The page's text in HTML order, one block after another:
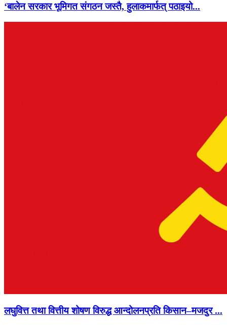
‘बालेन सरकार भूमिगत संगठन जस्तै, हुलाकमार्फत् पठाइयो...
लघुवित्त तथा वित्तीय शोषण विरुद्ध आन्दोलनप्रति किसान–मजदुर ...